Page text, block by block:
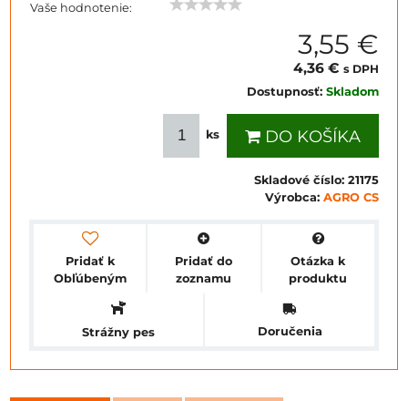
Vaše hodnotenie:
3,55 €
4,36 € s DPH
Dostupnosť: Skladom
ks DO KOŠÍKA
Skladové číslo: 21175
Výrobca: AGRO CS
Pridať k
Obľúbeným
Pridať do
zoznamu
Otázka k
produktu
Strážny pes Doručenia